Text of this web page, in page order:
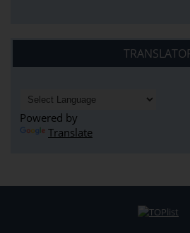
Powered by
Translate